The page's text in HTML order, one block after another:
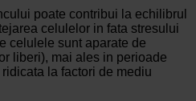
poate contribui la echilibrul
celulelor in fata stresului
celulele sunt aparate de
liberi), mai ales in perioade
la factori de mediu